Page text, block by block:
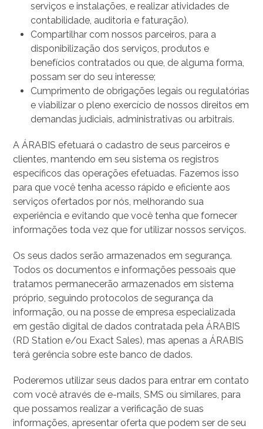
serviços e instalações, e realizar atividades de
contabilidade, auditoria e faturação).
Compartilhar com nossos parceiros, para a
disponibilização dos serviços, produtos e
benefícios contratados ou que, de alguma forma,
possam ser do seu interesse;
Cumprimento de obrigações legais ou regulatórias
e viabilizar o pleno exercício de nossos direitos em
demandas judiciais, administrativas ou arbitrais.
A ÁRABIS efetuará o cadastro de seus parceiros e
clientes, mantendo em seu sistema os registros
específicos das operações efetuadas. Fazemos isso
para que você tenha acesso rápido e eficiente aos
serviços ofertados por nós, melhorando sua
experiência e evitando que você tenha que fornecer
informações toda vez que for utilizar nossos serviços.
Os seus dados serão armazenados em segurança.
Todos os documentos e informações pessoais que
tratamos permanecerão armazenados em sistema
próprio, seguindo protocolos de segurança da
informação, ou na posse de empresa especializada
em gestão digital de dados contratada pela ÁRABIS
(RD Station e/ou Exact Sales), mas apenas a ÁRABIS
terá gerência sobre este banco de dados.
Poderemos utilizar seus dados para entrar em contato
com você através de e-mails, SMS ou similares, para
que possamos realizar a verificação de suas
informações, apresentar oferta que podem ser de seu